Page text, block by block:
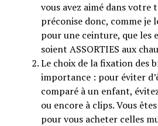
vous avez aimé dans votre
préconise donc, comme je
pour une ceinture, que les
soient ASSORTIES aux
Le choix de la fixation des
importance : pour éviter
comparé à un enfant,
ou encore à clips. Vous
pour vous acheter celles